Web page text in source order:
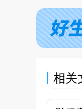
相关